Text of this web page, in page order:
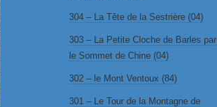
304 – La Tête de la Sestrière (04)
303 – La Petite Cloche de Barles par
le Sommet de Chine (04)
302 – le Mont Ventoux (84)
301 – Le Tour de la Montagne de